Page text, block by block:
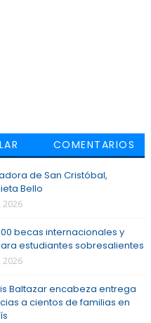
COMENTARIOS
de San Cristóbal,
Bello
2026
becas internacionales y
estudiantes sobresalientes
2026
Baltazar encabeza entrega
a cientos de familias en